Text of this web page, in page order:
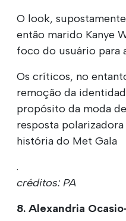
O look,
então marido Kanye
foco do usuário para
Os críticos, no
remoção da
propósito da moda
resposta
história do Met Gala
.
créditos: PA
8. Alexandria